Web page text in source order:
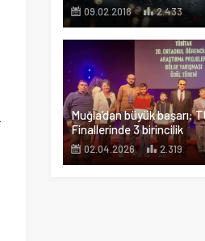
09.02.2018 2.433
Muğla’dan büyük başarı:
Finallerinde 3 birincilik
02.04.2026 2.319